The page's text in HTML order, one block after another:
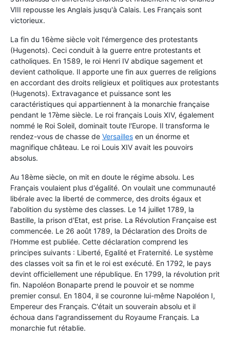
VIII repousse les Anglais jusqu'à Calais. Les Français sont
victorieux.
La fin du 16ème siècle voit l'émergence des protestants
(Hugenots). Ceci conduit à la guerre entre protestants et
catholiques. En 1589, le roi Henri IV abdique sagement et
devient catholique. Il apporte une fin aux guerres de religions
en accordant des droits religieux et politiques aux protestants
(Hugenots). Extravagance et puissance sont les
caractéristiques qui appartiennent à la monarchie française
pendant le 17ème siècle. Le roi français Louis XIV, également
nommé le Roi Soleil, dominait toute l'Europe. Il transforma le
rendez-vous de chasse de Versailles en un énorme et
magnifique château. Le roi Louis XIV avait les pouvoirs
absolus.
Au 18ème siècle, on mit en doute le régime absolu. Les
Français voulaient plus d'égalité. On voulait une communauté
libérale avec la liberté de commerce, des droits égaux et
l'abolition du système des classes. Le 14 juillet 1789, la
Bastille, la prison d'Etat, est prise. La Révolution Française est
commencée. Le 26 août 1789, la Déclaration des Droits de
l'Homme est publiée. Cette déclaration comprend les
principes suivants : Liberté, Egalité et Fraternité. Le système
des classes voit sa fin et le roi est exécuté. En 1792, le pays
devint officiellement une république. En 1799, la révolution prit
fin. Napoléon Bonaparte prend le pouvoir et se nomme
premier consul. En 1804, il se couronne lui-même Napoléon I,
Empereur des Français. C'était un souverain absolu et il
échoua dans l'agrandissement du Royaume Français. La
monarchie fut rétablie.